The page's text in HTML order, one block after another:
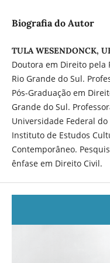
Biografia do Autor
TULA WESENDONCK,
Doutora em Direito pela
Rio Grande do Sul.
Pós-Graduação em
Grande do Sul.
Universidade Federal
Instituto de Estudos
Contemporâneo.
ênfase em Direito Civil.